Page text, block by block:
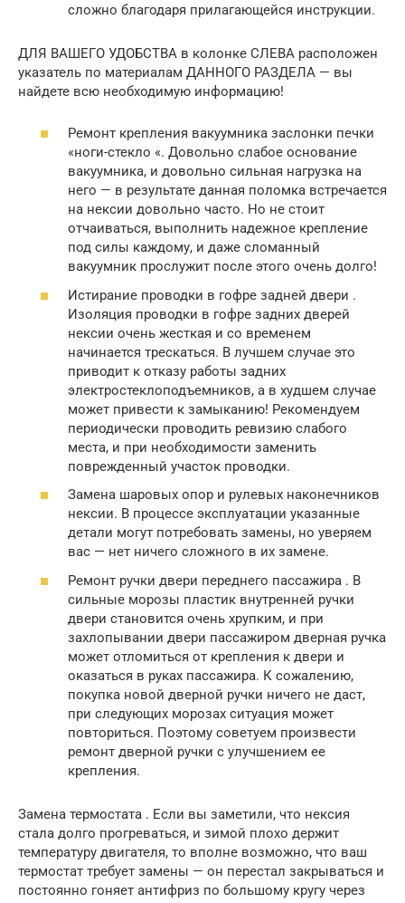
сложно благодаря прилагающейся инструкции.
ДЛЯ ВАШЕГО УДОБСТВА в колонке СЛЕВА расположен
указатель по материалам ДАННОГО РАЗДЕЛА — вы
найдете всю необходимую информацию!
Ремонт крепления вакуумника заслонки печки
«ноги-стекло «. Довольно слабое основание
вакуумника, и довольно сильная нагрузка на
него — в результате данная поломка встречается
на нексии довольно часто. Но не стоит
отчаиваться, выполнить надежное крепление
под силы каждому, и даже сломанный
вакуумник прослужит после этого очень долго!
Истирание проводки в гофре задней двери .
Изоляция проводки в гофре задних дверей
нексии очень жесткая и со временем
начинается трескаться. В лучшем случае это
приводит к отказу работы задних
электростеклоподъемников, а в худшем случае
может привести к замыканию! Рекомендуем
периодически проводить ревизию слабого
места, и при необходимости заменить
поврежденный участок проводки.
Замена шаровых опор и рулевых наконечников
нексии. В процессе эксплуатации указанные
детали могут потребовать замены, но уверяем
вас — нет ничего сложного в их замене.
Ремонт ручки двери переднего пассажира . В
сильные морозы пластик внутренней ручки
двери становится очень хрупким, и при
захлопывании двери пассажиром дверная ручка
может отломиться от крепления к двери и
оказаться в руках пассажира. К сожалению,
покупка новой дверной ручки ничего не даст,
при следующих морозах ситуация может
повториться. Поэтому советуем произвести
ремонт дверной ручки с улучшением ее
крепления.
Замена термостата . Если вы заметили, что нексия
стала долго прогреваться, и зимой плохо держит
температуру двигателя, то вполне возможно, что ваш
термостат требует замены — он перестал закрываться и
постоянно гоняет антифриз по большому кругу через